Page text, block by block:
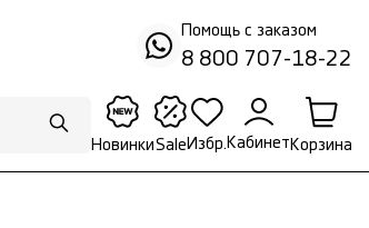
Помощь с заказом
8 800 707-18-22
НовинкиSale Избр. Кабинет Корзина